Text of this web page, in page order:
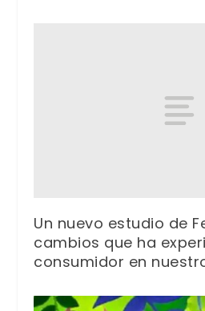
Un nuevo estudio de
cambios que ha
consumidor en